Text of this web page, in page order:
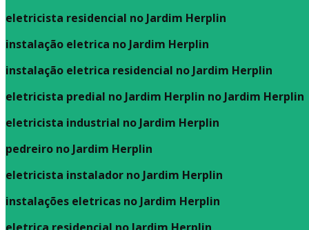
eletricista residencial no Jardim Herplin
instalação eletrica no Jardim Herplin
instalação eletrica residencial no Jardim Herplin
eletricista predial no Jardim Herplin no Jardim Herplin
eletricista industrial no Jardim Herplin
pedreiro no Jardim Herplin
eletricista instalador no Jardim Herplin
instalações eletricas no Jardim Herplin
eletrica residencial no Jardim Herplin